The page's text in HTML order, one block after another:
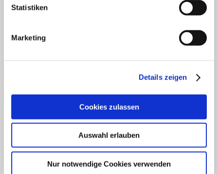
Statistiken
Marketing
Details zeigen
Cookies zulassen
Auswahl erlauben
Nur notwendige Cookies verwenden
Anfangsunterricht
0,99